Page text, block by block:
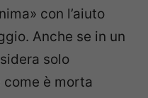
con l’aiuto
Anche se in un
solo
è morta